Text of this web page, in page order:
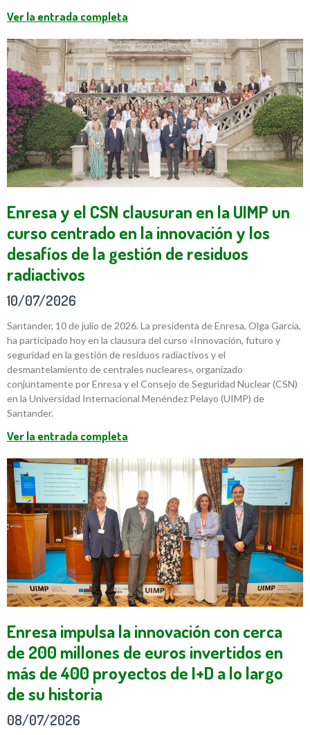
Ver la entrada completa
Enresa y el CSN clausuran en la UIMP un
curso centrado en la innovación y los
desafíos de la gestión de residuos
radiactivos
10/07/2026
Santander, 10 de julio de 2026. La presidenta de Enresa, Olga García,
ha participado hoy en la clausura del curso «Innovación, futuro y
seguridad en la gestión de residuos radiactivos y el
desmantelamiento de centrales nucleares», organizado
conjuntamente por Enresa y el Consejo de Seguridad Nuclear (CSN)
en la Universidad Internacional Menéndez Pelayo (UIMP) de
Santander.
Ver la entrada completa
Enresa impulsa la innovación con cerca
de 200 millones de euros invertidos en
más de 400 proyectos de I+D a lo largo
de su historia
08/07/2026